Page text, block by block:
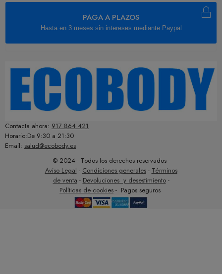
PAGA A PLAZOS
Hasta en 3 meses sin intereses mediante Paypal
Contacta ahora: 917 864 421
Horario:De 9:30 a 21:30
Email: salud@ecobody.es
© 2024 - Todos los derechos reservados -
Aviso Legal - Condiciones generales- Términos
de venta - Devoluciones y desestimiento-
Políticas de cookies - Pagos seguros